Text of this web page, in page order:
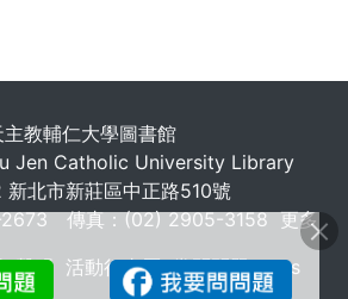
主教輔仁大學圖書館
Jen Catholic University Library
北市新莊區中正路510號
2673 傳真：(02) 2905-3158更多
聲明 活動行事曆 常問問題 FAQs